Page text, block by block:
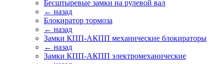
Бесштыревые замки на рулевой вал
← назад
Блокиратор тормоза
← назад
Замки КПП-АКПП механические блокираторы
← назад
Замки КПП-АКПП электромеханические